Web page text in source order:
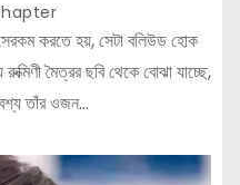
করতে হয়, সেটা বলিউড হোক
মৈত্রর ছবি থেকে বোঝা যাচ্ছে,
তাঁর ওজন…